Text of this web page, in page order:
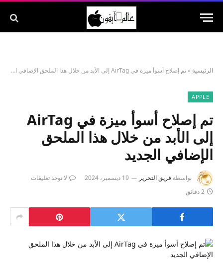
الرئيسية »تم إصلاح أسوأ ميزة في AirTag إلى الأبد من خلال هذا الملحق الإضافي الجديد
APPLE
تم إصلاح أسوأ ميزة في AirTag
إلى الأبد من خلال هذا الملحق
الإضافي الجديد
بواسطة فريق التحرير 19 ديسمبر، 2024
لا توجد تعليقات
2 دقائق